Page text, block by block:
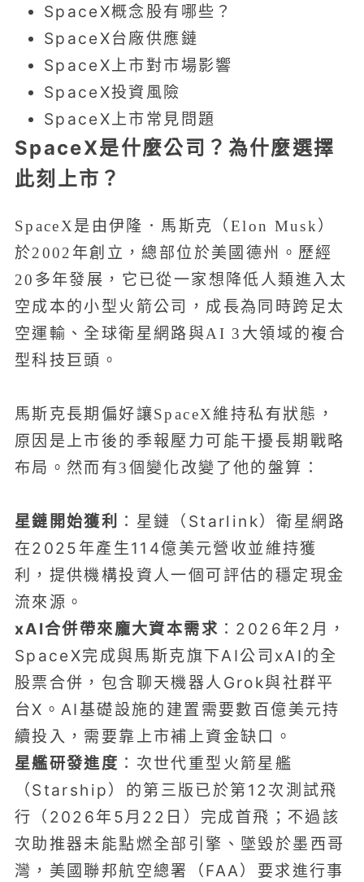
SpaceX概念股有哪些？
SpaceX台廠供應鏈
SpaceX上市對市場影響
SpaceX投資風險
SpaceX上市常見問題
SpaceX是什麼公司？為什麼選擇
此刻上市？
SpaceX是由伊隆．馬斯克（Elon Musk）
於2002年創立，總部位於美國德州。歷經
20多年發展，它已從一家想降低人類進入太
空成本的小型火箭公司，成長為同時跨足太
空運輸、全球衛星網路與AI 3大領域的複合
型科技巨頭。
馬斯克長期偏好讓SpaceX維持私有狀態，
原因是上市後的季報壓力可能干擾長期戰略
布局。然而有3個變化改變了他的盤算：
星鏈開始獲利 ：星鏈（Starlink）衛星網路
在2025年產生114億美元營收並維持獲
利，提供機構投資人一個可評估的穩定現金
流來源。
xAI合併帶來龐大資本需求 ：2026年2月，
SpaceX完成與馬斯克旗下AI公司xAI的全
股票合併，包含聊天機器人Grok與社群平
台X。AI基礎設施的建置需要數百億美元持
續投入，需要靠上市補上資金缺口。
星艦研發進度 ：次世代重型火箭星艦
（Starship）的第三版已於第12次測試飛
行（2026年5月22日）完成首飛；不過該
次助推器未能點燃全部引擎、墜毀於墨西哥
灣，美國聯邦航空總署（FAA）要求進行事